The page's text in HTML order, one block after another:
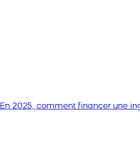
2025, comment financer une